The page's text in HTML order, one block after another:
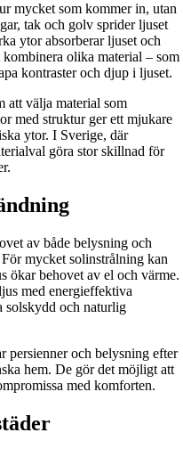
mycket som kommer in, utan
tak och golv sprider ljuset
ytor absorberar ljuset och
olika material – som
kontraster och djup i ljuset.
att välja material som
med struktur ger ett mjukare
ytor. I Sverige, där
göra stor skillnad för
av både belysning och
mycket solinstrålning kan
ökar behovet av el och värme.
med energieffektiva
solskydd och naturlig
persienner och belysning efter
hem. De gör det möjligt att
med komforten.